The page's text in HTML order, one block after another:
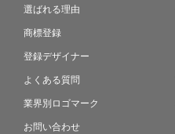
選ばれる理由
商標登録
登録デザイナー
よくある質問
業界別ロゴマーク
お問い合わせ